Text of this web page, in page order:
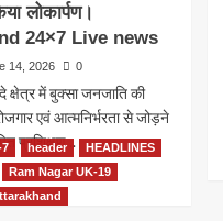
लोकार्पण।
24×7 Live news
14, 2026 0
क्षेत्र में बुक्सा जनजाति की
एवं आत्मनिर्भरता से जोड़ने
प्रशिक्षण...
header
HEADLINES
Ram Nagar UK-19